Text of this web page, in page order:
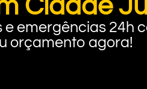
Cidade
emergências 24h
orçamento agora!